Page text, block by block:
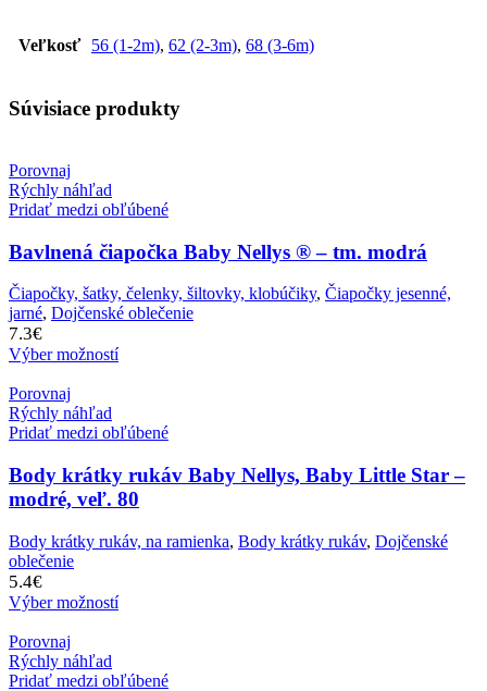
Veľkosť 56 (1-2m), 62 (2-3m), 68 (3-6m)
Súvisiace produkty
Porovnaj
Rýchly náhľad
Pridať medzi obľúbené
Bavlnená čiapočka Baby Nellys ® – tm. modrá
Čiapočky, šatky, čelenky, šiltovky, klobúčiky, Čiapočky jesenné,
jarné, Dojčenské oblečenie
7.3€
Výber možností
Porovnaj
Rýchly náhľad
Pridať medzi obľúbené
Body krátky rukáv Baby Nellys, Baby Little Star –
modré, veľ. 80
Body krátky rukáv, na ramienka, Body krátky rukáv, Dojčenské
oblečenie
5.4€
Výber možností
Porovnaj
Rýchly náhľad
Pridať medzi obľúbené